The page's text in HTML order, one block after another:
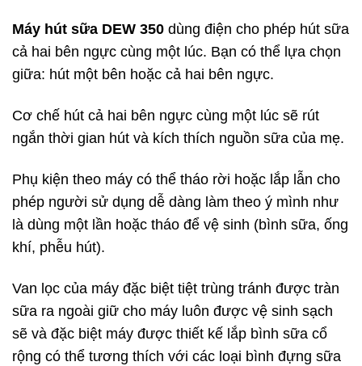
Máy hút sữa DEW 350 dùng điện cho phép hút sữa
cả hai bên ngực cùng một lúc. Bạn có thể lựa chọn
giữa: hút một bên hoặc cả hai bên ngực.
Cơ chế hút cả hai bên ngực cùng một lúc sẽ rút
ngắn thời gian hút và kích thích nguồn sữa của mẹ.
Phụ kiện theo máy có thể tháo rời hoặc lắp lẫn cho
phép người sử dụng dễ dàng làm theo ý mình như
là dùng một lần hoặc tháo để vệ sinh (bình sữa, ống
khí, phễu hút).
Van lọc của máy đặc biệt tiệt trùng tránh được tràn
sữa ra ngoài giữ cho máy luôn được vệ sinh sạch
sẽ và đặc biệt máy được thiết kế lắp bình sữa cổ
rộng có thể tương thích với các loại bình đựng sữa